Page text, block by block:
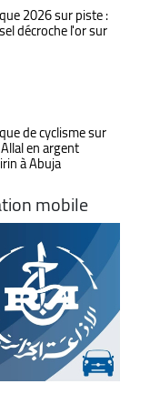
2026 sur piste :
décroche l'or sur
de cyclisme sur
en argent
à Abuja
mobile